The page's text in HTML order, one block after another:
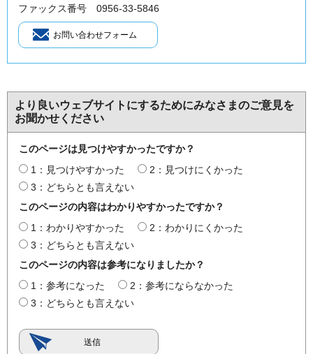
ファックス番号 0956-33-5846
より良いウェブサイトにするためにみなさまのご意見を
お聞かせください
このページは見つけやすかったですか？
1：見つけやすかった
2：見つけにくかった
3：どちらとも言えない
このページの内容はわかりやすかったですか？
1：わかりやすかった
2：わかりにくかった
3：どちらとも言えない
このページの内容は参考になりましたか？
1：参考になった
2：参考にならなかった
3：どちらとも言えない